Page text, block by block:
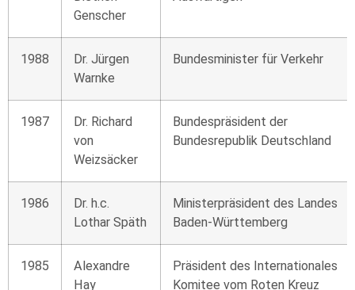
Genscher
1988
Dr. Jürgen
Warnke
Bundesminister für Verkehr
1987
Dr. Richard
von
Weizsäcker
Bundespräsident der
Bundesrepublik Deutschland
1986
Dr. h.c.
Lothar Späth
Ministerpräsident des Landes
Baden-Württemberg
1985
Alexandre
Hay
Präsident des Internationales
Komitee vom Roten Kreuz